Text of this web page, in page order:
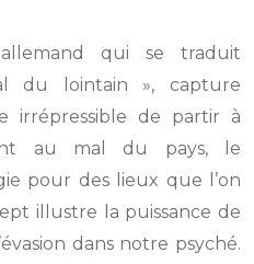
qui se traduit
du lointain », capture
irrépressible de partir à
au mal du pays, le
pour des lieux que l’on
illustre la puissance de
dans notre psyché.